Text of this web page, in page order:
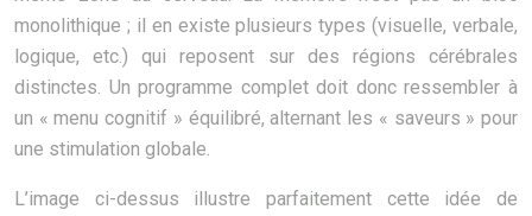
monolithique ; il en existe plusieurs types (visuelle, verbale,
logique, etc.) qui reposent sur des régions cérébrales
distinctes. Un programme complet doit donc ressembler à
un « menu cognitif » équilibré, alternant les « saveurs » pour
une stimulation globale.
L’image ci-dessus illustre parfaitement cette idée de